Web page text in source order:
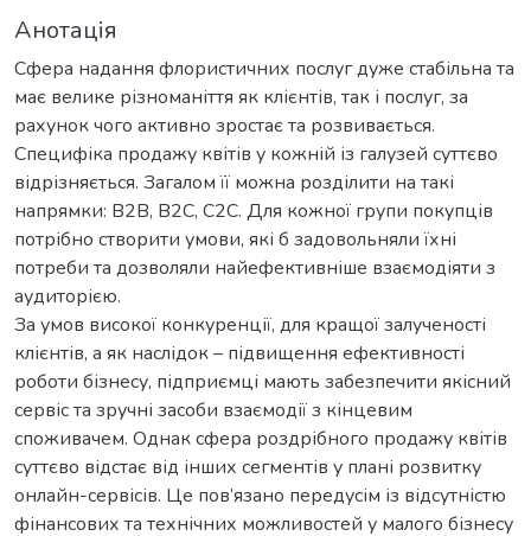
Анотація
Сфера надання флористичних послуг дуже стабільна та
має велике різноманіття як клієнтів, так і послуг, за
рахунок чого активно зростає та розвивається.
Специфіка продажу квітів у кожній із галузей суттєво
відрізняється. Загалом її можна розділити на такі
напрямки: B2B, B2C, C2C. Для кожної групи покупців
потрібно створити умови, які б задовольняли їхні
потреби та дозволяли найефективніше взаємодіяти з
аудиторією.
За умов високої конкуренції, для кращої залученості
клієнтів, а як наслідок – підвищення ефективності
роботи бізнесу, підприємці мають забезпечити якісний
сервіс та зручні засоби взаємодії з кінцевим
споживачем. Однак сфера роздрібного продажу квітів
суттєво відстає від інших сегментів у плані розвитку
онлайн-сервісів. Це пов’язано передусім із відсутністю
фінансових та технічних можливостей у малого бізнесу